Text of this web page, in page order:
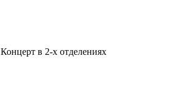
Концерт в 2-х отделениях